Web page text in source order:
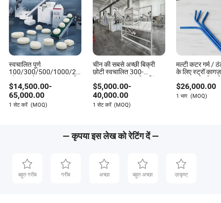
स्वचालित पूर्ण
100/300/500/1000/2000kg/H
शौचालय होटल साबुन लॉन्ड्री
साबुन काटने की मशीन बिक्री
के लिए कीमत
$14,500.00-
65,000.00
1 सेट करें (MOQ)
चीन की सबसे अच्छी बिक्री
छोटी स्वचालित 300-
2000kg/H लॉन्ड्री बाथिंग
टॉयलेट होटल ठोस बार साबुन
बनाने/मिक्सर एक्सट्रूडर
उत्पादन लाइन मशीन संयंत्र
निर्माता
$5,000.00-
40,000.00
1 सेट करें (MOQ)
मल्टी कटर गर्म /
के लिए स्ट्रॉ
स्ट्रॉ बनाने की
$26,000.00
1 भाग (MOQ)
— कृपया इस लेख को रेटिंग दें —
बहुत गरीब गरीब अच्छा बहुत अच्छा उत्कृष्ट